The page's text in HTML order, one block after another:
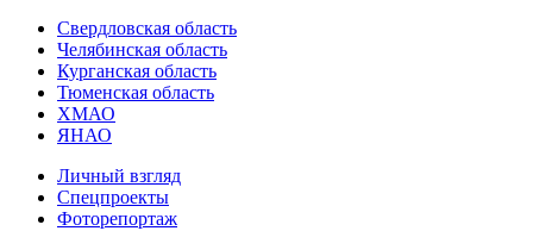
Свердловская область
Челябинская область
Курганская область
Тюменская область
ХМАО
ЯНАО
Личный взгляд
Спецпроекты
Фоторепортаж